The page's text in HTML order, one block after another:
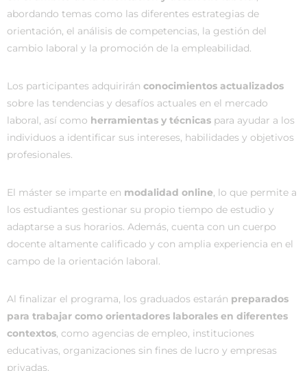
abordando temas como las diferentes estrategias de
orientación, el análisis de competencias, la gestión del
cambio laboral y la promoción de la empleabilidad.
Los participantes adquirirán conocimientos actualizados
sobre las tendencias y desafíos actuales en el mercado
laboral, así como herramientas y técnicas para ayudar a los
individuos a identificar sus intereses, habilidades y objetivos
profesionales.
El máster se imparte en modalidad online, lo que permite a
los estudiantes gestionar su propio tiempo de estudio y
adaptarse a sus horarios. Además, cuenta con un cuerpo
docente altamente calificado y con amplia experiencia en el
campo de la orientación laboral.
Al finalizar el programa, los graduados estarán preparados
para trabajar como orientadores laborales en diferentes
contextos, como agencias de empleo, instituciones
educativas, organizaciones sin fines de lucro y empresas
privadas.